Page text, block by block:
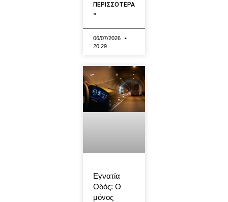
ΠΕΡΙΣΣΟΤΕΡΑ
»
06/07/2026
20:29
Εγνατία
Οδός: Ο
μόνος